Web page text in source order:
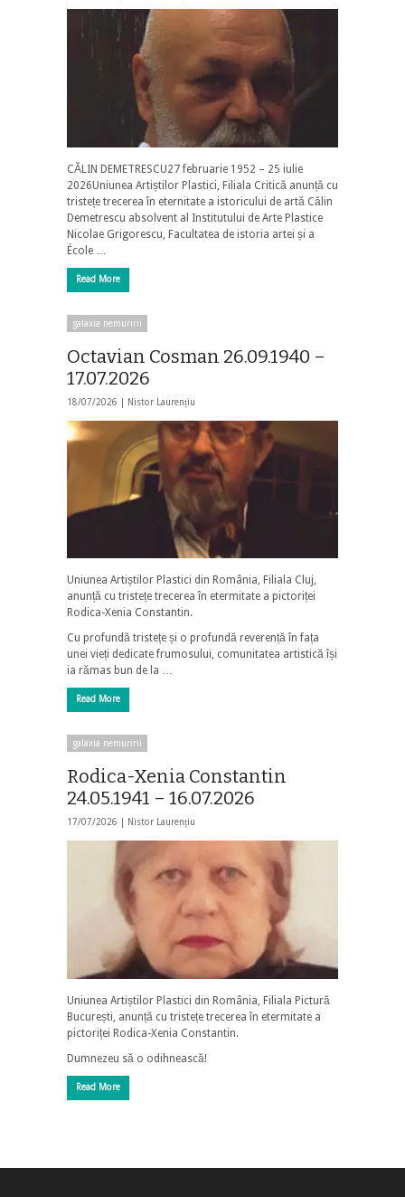
CĂLIN DEMETRESCU27 februarie 1952 – 25 iulie
2026Uniunea Artiștilor Plastici, Filiala Critică anunță cu
tristețe trecerea în eternitate a istoricului de artă Călin
Demetrescu absolvent al Institutului de Arte Plastice
Nicolae Grigorescu, Facultatea de istoria artei și a
École …
Read More
galaxia nemuririi
Octavian Cosman 26.09.1940 –
17.07.2026
18/07/2026 | Nistor Laurențiu
Uniunea Artiștilor Plastici din România, Filiala Cluj,
anunță cu tristețe trecerea în etermitate a pictoriței
Rodica-Xenia Constantin.
Cu profundă tristețe și o profundă reverență în fața
unei vieți dedicate frumosului, comunitatea artistică își
ia rămas bun de la …
Read More
galaxia nemuririi
Rodica-Xenia Constantin
24.05.1941 – 16.07.2026
17/07/2026 | Nistor Laurențiu
Uniunea Artiștilor Plastici din România, Filiala Pictură
București, anunță cu tristețe trecerea în etermitate a
pictoriței Rodica-Xenia Constantin.
Dumnezeu să o odihnească!
Read More